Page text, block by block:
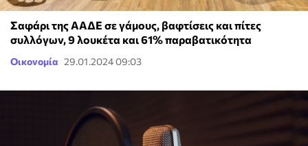
Σαφάρι της ΑΑΔΕ σε γάμους, βαφτίσεις και πίτες
συλλόγων, 9 λουκέτα και 61% παραβατικότητα
Οικονομία 29.01.2024 09:03